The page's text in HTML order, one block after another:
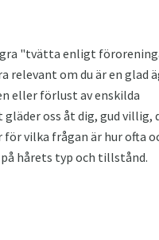
"tvätta enligt
relevant om du är en glad
eller förlust av enskilda
oss åt dig, gud villig,
vilka frågan är hur ofta
hårets typ och tillstånd.